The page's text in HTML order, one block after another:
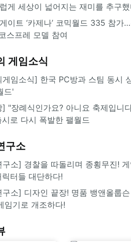
게 세상이 넓어지는 재미를 추구했
이트 ‘카제나’ 코믹월드 335 참가
스프레 모델 참여
게임소식
게임소식] 한국 PC방과 스팀 동시
드'
] "장례식인가요? 아니요 축제입니
로 다시 폭발한 팰월드
구소
구소] 경찰을 따돌리며 종횡무진!
릭터들 대단하다!
구소] 디자인 끝장! 명품 뱅앤올룹슨
임기로 개조하다!